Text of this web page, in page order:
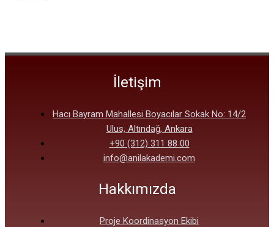
İletişim
Hacı Bayram Mahallesi Boyacılar Sokak No: 14/2
Ulus, Altındağ, Ankara
+90 (312) 311 88 00
info@anilakademi.com
Hakkımızda
Proje Koordinasyon Ekibi